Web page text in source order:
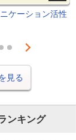
ケーション活性
8
Next
見る
ンキング